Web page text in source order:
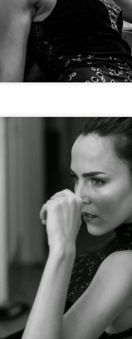
Procida e´ la Corricella.
pescatori piu antico dell´isola di
porto dove vi lascia il traghetto/
di case colorate, sono le case
mare....
unico, incastonate una all´altra
Non a caso Apple nel 2015 ha
e una gelateria Chiaro
e la tranquillità di questo